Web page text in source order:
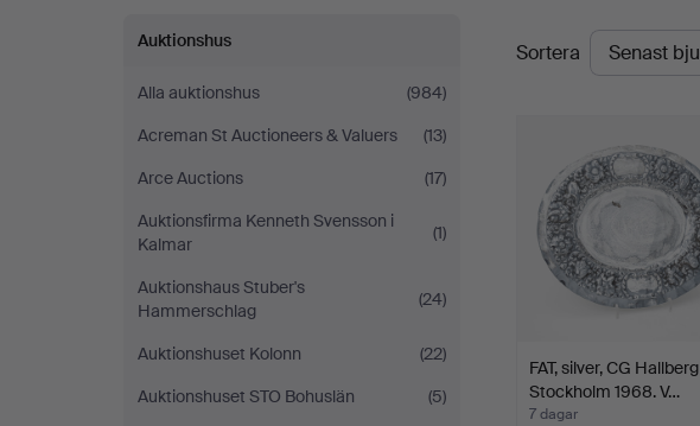
Auktionshus
Alla auktionshus
(984)
Acreman St Auctioneers & Valuers
(13)
Arce Auctions
(17)
Auktionsfirma Kenneth Svensson i
Kalmar
(1)
Auktionshaus Stuber's
Hammerschlag
(24)
Auktionshuset Kolonn
(22)
Auktionshuset STO Bohuslän
(5)
Pågående
auktioner
Sortera
FAT, silver, CG Hallberg
Stockholm 1968. V…
7 dagar